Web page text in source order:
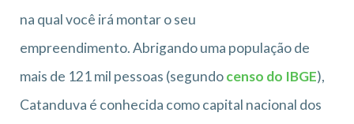
na qual você irá montar o seu
empreendimento. Abrigando uma população de
mais de 121 mil pessoas (segundocenso do IBGE),
Catanduva é conhecida como capital nacional dos